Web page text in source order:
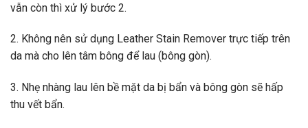
vẫn còn thì xử lý bước 2.
2. Không nên sử dụng Leather Stain Remover trực tiếp trên
da mà cho lên tâm bông để lau (bông gòn).
3. Nhẹ nhàng lau lên bề mặt da bị bẩn và bông gòn sẽ hấp
thu vết bẩn.